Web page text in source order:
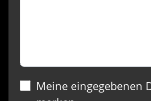
Meine eingegebenen